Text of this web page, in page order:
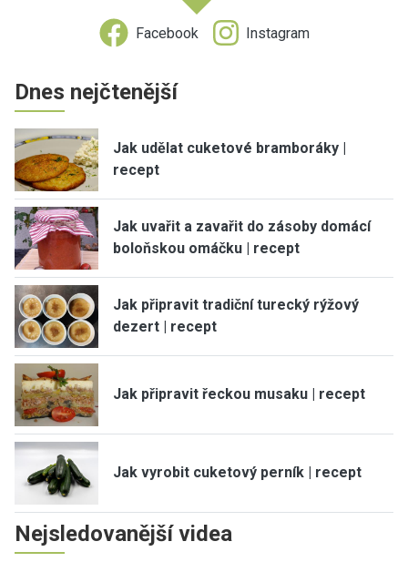
Facebook Instagram
Dnes nejčtenější
Jak udělat cuketové bramboráky |
recept
Jak uvařit a zavařit do zásoby domácí
boloňskou omáčku | recept
Jak připravit tradiční turecký rýžový
dezert | recept
Jak připravit řeckou musaku | recept
Jak vyrobit cuketový perník | recept
Nejsledovanější videa